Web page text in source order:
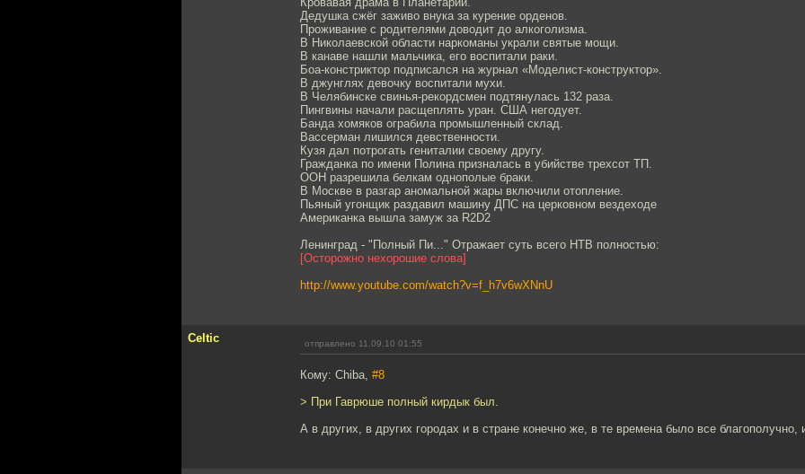
Дедушка сжёг заживо внука за курение орденов.
Проживание с родителями доводит до алкоголизма.
В Николаевской области наркоманы украли святые мощи.
В канаве нашли мальчика, его воспитали раки.
Боа-констриктор подписался на журнал «Моделист-конструктор».
В джунглях девочку воспитали мухи.
В Челябинске свинья-рекордсмен подтянулась 132 раза.
Пингвины начали расщеплять уран. США негодует.
Банда хомяков ограбила промышленный склад.
Вассерман лишился девственности.
Кузя дал потрогать гениталии своему другу.
Гражданка по имени Полина призналась в убийстве трехсот ТП.
ООН разрешила белкам однополые браки.
В Москве в разгар аномальной жары включили отопление.
Пьяный угонщик раздавил машину ДПС на церковном вездеходе
Американка вышла замуж за R2D2
Ленинград - "Полный Пи..." Отражает суть всего НТВ полностью:
[Осторожно нехорошие слова]
http://www.youtube.com/watch?v=f_h7v6wXNnU
Celtic отправлено 11.09.10 01:55
Кому: Chiba, #8
> При Гаврюше полный кирдык был.
А в других, в других городах и в стране конечно же, в те времена было все благополучно,